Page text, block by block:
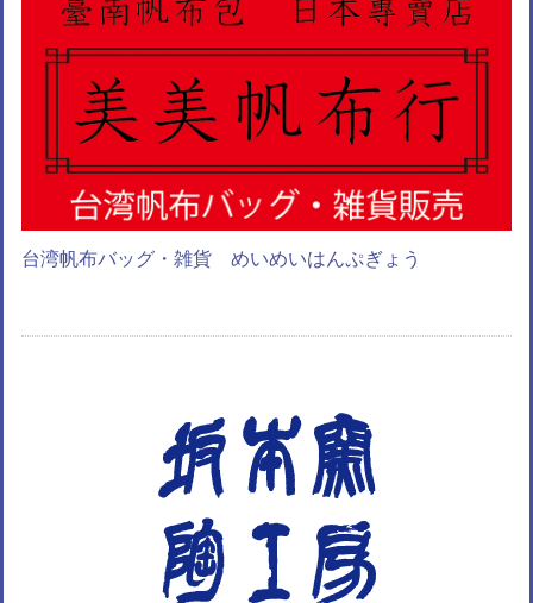
台湾帆布バッグ・雑貨 めいめいはんぷぎょう